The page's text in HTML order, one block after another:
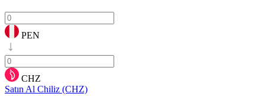
PEN
CHZ
Satın Al Chiliz (CHZ)